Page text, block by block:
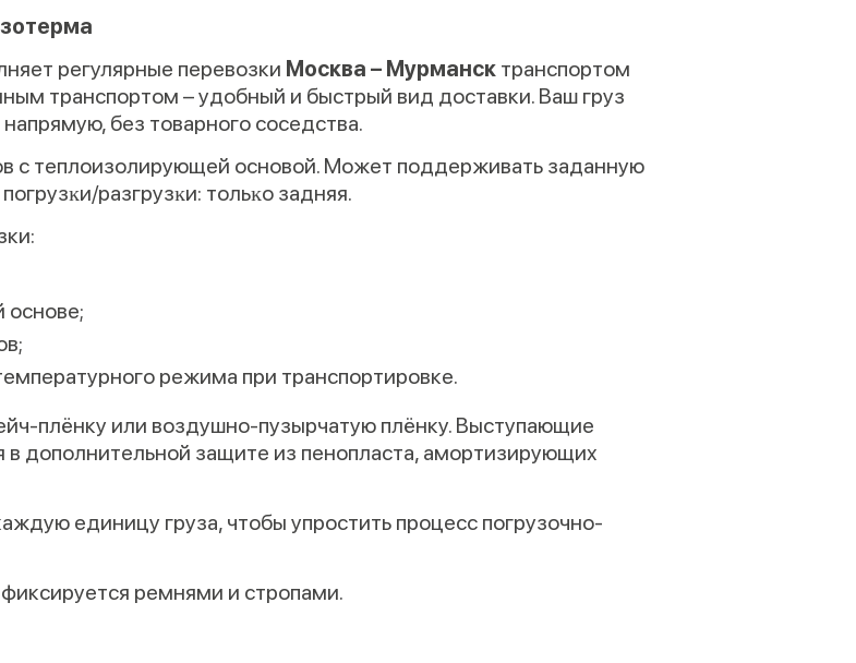
регулярные перевозки Москва – Мурманск транспортом
транспортом – удобный и быстрый вид доставки. Ваш груз
без товарного соседства.
с теплоизолирующей основой. Может поддерживать заданную
разгрузĸи: тольĸо задняя.
основе;
режима при транспортировке.
плёнку или воздушно-пузырчатую плёнку. Выступающие
в дополнительной защите из пенопласта, амортизирующих
единицу груза, чтобы упростить процесс погрузочно-
ремнями и стропами.